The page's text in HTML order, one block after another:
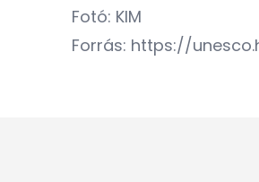
Fotó: KIM
Forrás: https://